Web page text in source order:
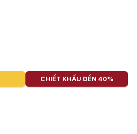
CHIẾT KHẤU ĐẾN 40%